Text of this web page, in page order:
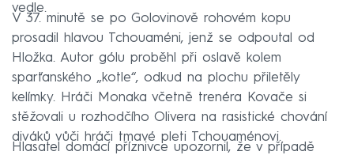
vedle.
V 37. minutě se po Golovinově rohovém kopu
prosadil hlavou Tchouaméni, jenž se odpoutal od
Hložka. Autor gólu proběhl při oslavě kolem
sparťanského „kotle“, odkud na plochu přiletěly
kelímky. Hráči Monaka včetně trenéra Kovače si
stěžovali u rozhodčího Olivera na rasistické chování
diváků vůči hráči tmavé pleti Tchouaménovi.
Hlasatel domácí příznivce upozornil, že v případě